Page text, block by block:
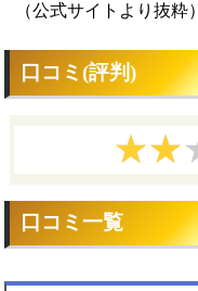
（公式サイトより抜粋）
口コミ(評判)
口コミ一覧